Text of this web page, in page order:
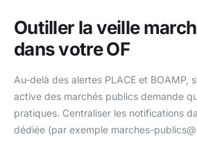
Outiller la veille
dans votre OF
Au-delà des alertes PLACE et BOAMP,
active des marchés publics demande
pratiques. Centraliser les notifications
dédiée (par exemple marches-